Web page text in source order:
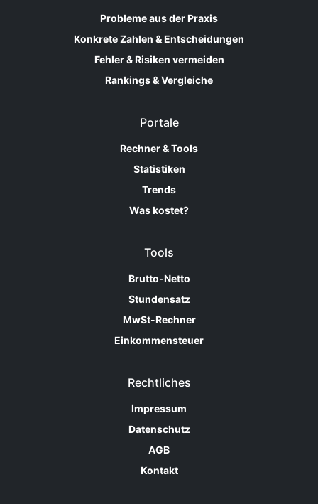
Probleme aus der Praxis
Konkrete Zahlen & Entscheidungen
Fehler & Risiken vermeiden
Rankings & Vergleiche
Portale
Rechner & Tools
Statistiken
Trends
Was kostet?
Tools
Brutto-Netto
Stundensatz
MwSt-Rechner
Einkommensteuer
Rechtliches
Impressum
Datenschutz
AGB
Kontakt